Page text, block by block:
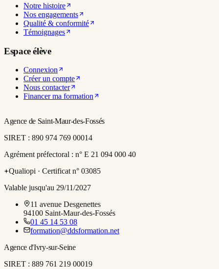
Notre histoire
Nos engagements
Qualité & conformité
Témoignages
Espace élève
Connexion
Créer un compte
Nous contacter
Financer ma formation
Agence de Saint-Maur-des-Fossés
SIRET : 890 974 769 00014
Agrément préfectoral : n° E 21 094 000 40
Qualiopi · Certificat n° 03085
Valable jusqu'au 29/11/2027
11 avenue Desgenettes
94100 Saint-Maur-des-Fossés
01 45 14 53 08
formation@ddsformation.net
Agence d'Ivry-sur-Seine
SIRET : 889 761 219 00019